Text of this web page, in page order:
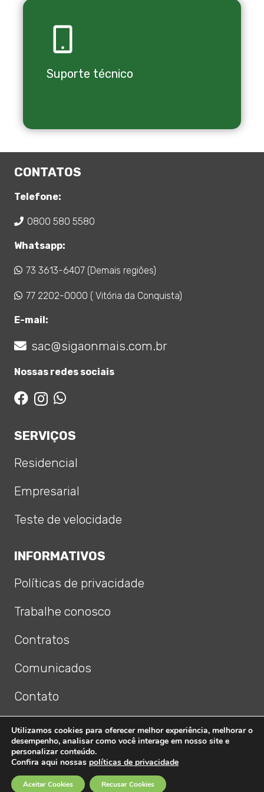
Suporte técnico
CONTATOS
Telefone:
0800 580 5580
Whatsapp:
73 3613-6407 (Demais regiões)
77 2202-0000 ( Vitória da Conquista)
E-mail:
sac@sigaonmais.com.br
Nossas redes sociais
SERVIÇOS
Residencial
Empresarial
Teste de velocidade
INFORMATIVOS
Políticas de privacidade
Trabalhe conosco
Contratos
Comunicados
Contato
FAQ
Nossos Endereços
Utilizamos cookies para oferecer melhor experiência, melhorar o
desempenho, analisar como você interage em nosso site e
personalizar conteúdo.
Confira aqui nossas políticas de privacidade
Aceitar Cookies Recusar Cookies